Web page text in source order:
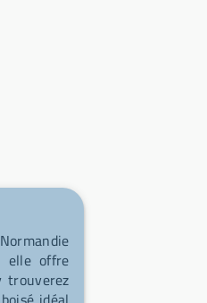
elle offre
trouverez